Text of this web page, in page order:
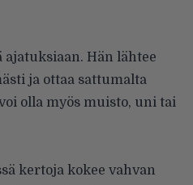
ajatuksiaan. Hän lähtee
ja ottaa sattumalta
olla myös muisto, uni tai
kertoja kokee vahvan